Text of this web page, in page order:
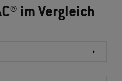
im Vergleich